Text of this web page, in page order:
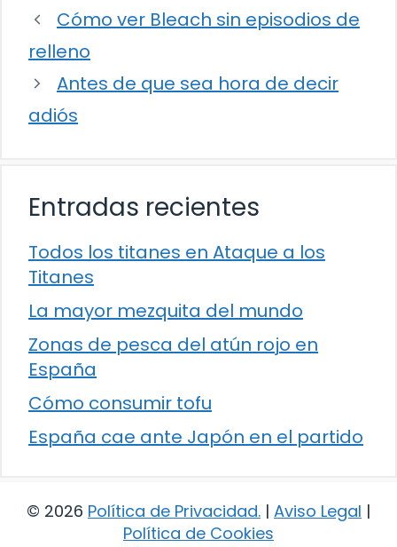
Cómo ver Bleach sin episodios de
relleno
Antes de que sea hora de decir
adiós
Entradas recientes
Todos los titanes en Ataque a los
Titanes
La mayor mezquita del mundo
Zonas de pesca del atún rojo en
España
Cómo consumir tofu
España cae ante Japón en el partido
© 2026 Política de Privacidad. | Aviso Legal |
Política de Cookies